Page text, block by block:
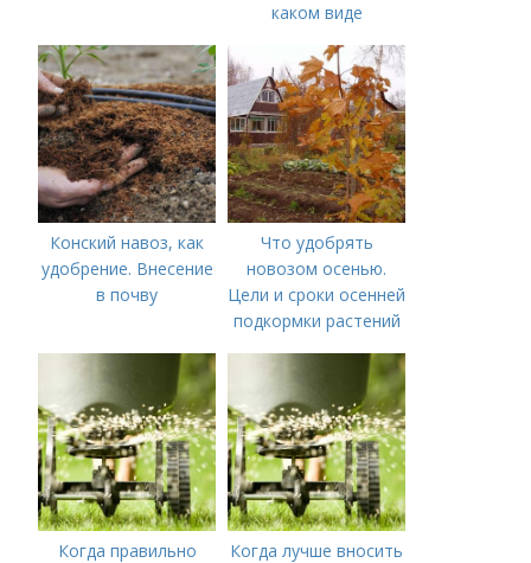
каком виде
Конский навоз, как
удобрение. Внесение
в почву
Что удобрять
новозом осенью.
Цели и сроки осенней
подкормки растений
Когда правильно
Когда лучше вносить